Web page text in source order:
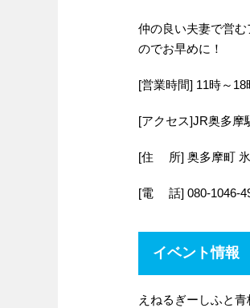
仲の良い夫妻で営
のでお早めに！
[営業時間] 11時～
[アクセス]JR奥多
[住 所] 奥多摩町 氷
[電 話] 080-1046-
イベント情報
えねるぎーしふと